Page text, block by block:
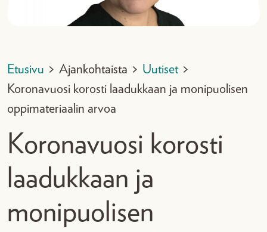
Etusivu > Ajankohtaista > Uutiset >
Koronavuosi korosti laadukkaan ja monipuolisen
oppimateriaalin arvoa
Koronavuosi korosti
laadukkaan ja
monipuolisen